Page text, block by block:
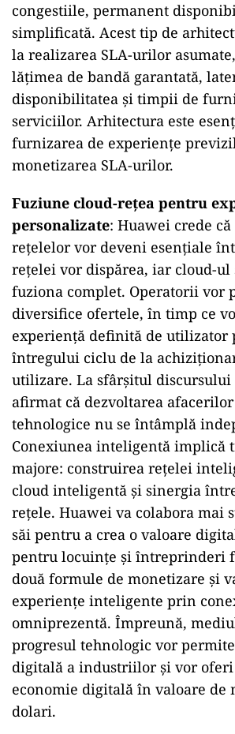
congestiile, permanent
simplificată. Acest tip de
la realizarea SLA-urilor
lățimea de bandă garantată,
disponibilitatea și timpii de
serviciilor. Arhitectura este
furnizarea de experiențe
monetizarea SLA-urilor.
Fuziune cloud-rețea pentru
personalizate: Huawei crede
rețelelor vor deveni esențiale
rețelei vor dispărea, iar cloud-
fuziona complet. Operatorii vor
diversifice ofertele, în timp ce
experiență definită de utilizator
întregului ciclu de la
utilizare. La sfârșitul discursului
afirmat că dezvoltarea
tehnologice nu se întâmplă
Conexiunea inteligentă implică
majore: construirea rețelei
cloud inteligentă și sinergia
rețele. Huawei va colabora mai
săi pentru a crea o valoare
pentru locuinţe și întreprinderi
două formule de monetizare și
experiențe inteligente prin
omniprezentă. Împreună,
progresul tehnologic vor
digitală a industriilor și vor oferi
economie digitală în valoare de
dolari.